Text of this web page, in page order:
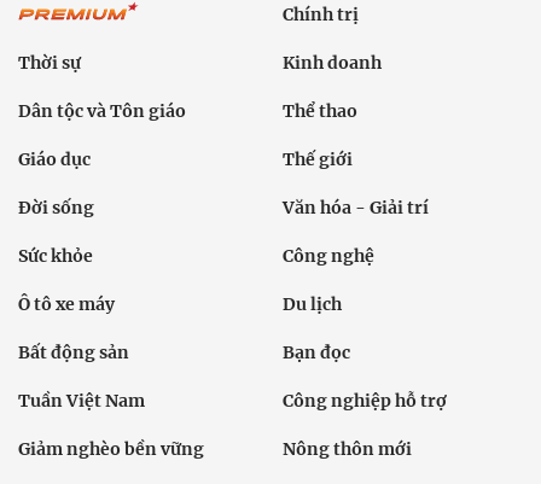
Chính trị
Thời sự Kinh doanh
Dân tộc và Tôn giáo Thể thao
Giáo dục Thế giới
Đời sống Văn hóa - Giải trí
Sức khỏe Công nghệ
Ô tô xe máy Du lịch
Bất động sản Bạn đọc
Tuần Việt Nam Công nghiệp hỗ trợ
Giảm nghèo bền vững Nông thôn mới